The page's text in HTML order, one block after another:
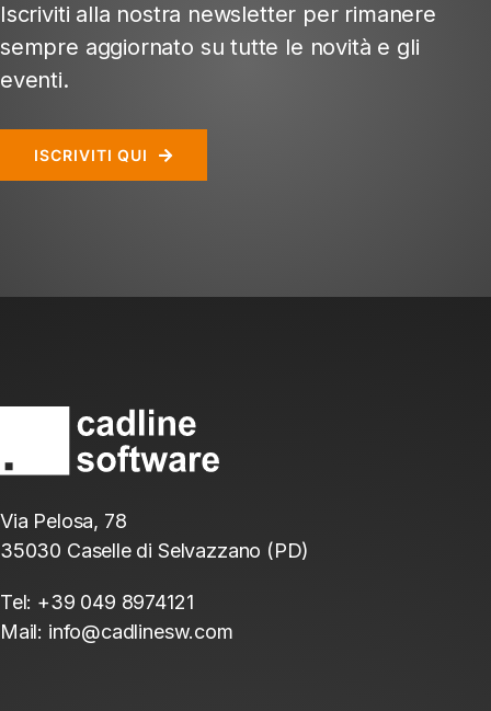
Iscriviti alla nostra newsletter per rimanere
sempre aggiornato su tutte le novità e gli
eventi.
ISCRIVITI QUI
Via Pelosa, 78
35030 Caselle di Selvazzano (PD)
Tel: +39 049 8974121
Mail: info@cadlinesw.com